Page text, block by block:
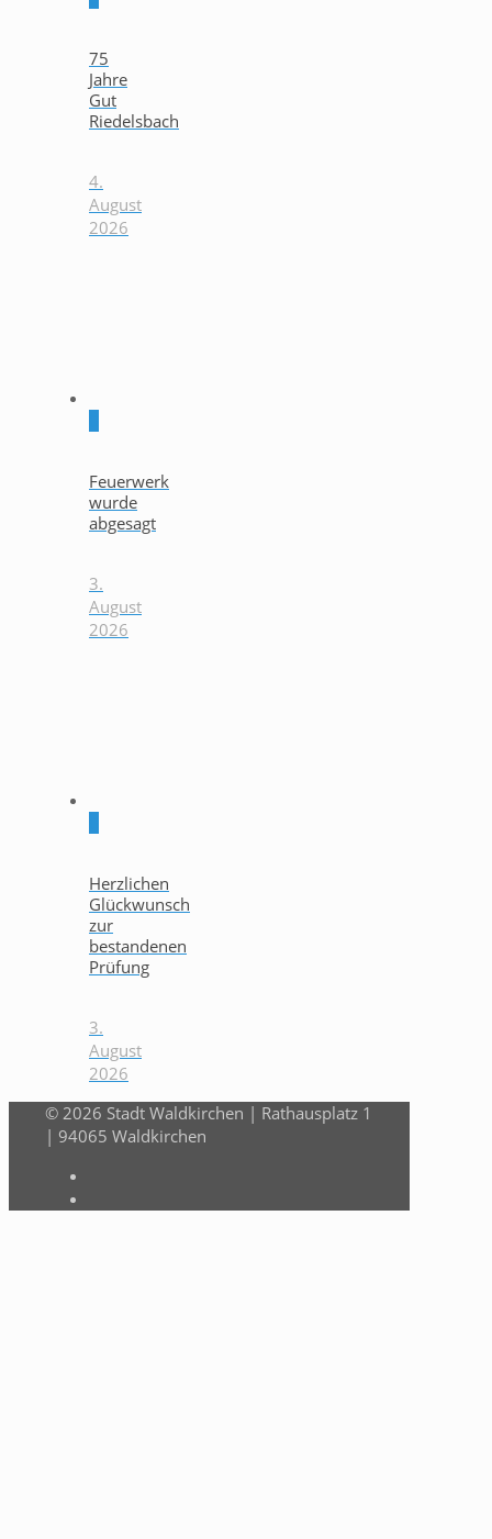
75
Jahre
Gut
Riedelsbach
4.
August
2026
Feuerwerk
wurde
abgesagt
3.
August
2026
Herzlichen
Glückwunsch
zur
bestandenen
Prüfung
3.
August
2026
© 2026 Stadt Waldkirchen | Rathausplatz 1
| 94065 Waldkirchen